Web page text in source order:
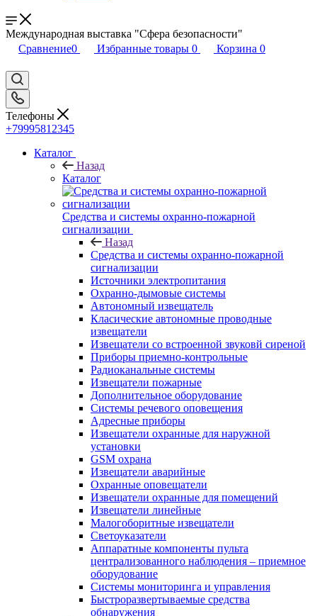
Международная выставка "Сфера безопасности"
Сравнение0 Избранные товары 0 Корзина 0
Телефоны
+79995812345
Каталог
Назад
Каталог
Средства и системы охранно-пожарной
сигнализации
Назад
Средства и системы охранно-пожарной
сигнализации
Источники электропитания
Охранно-дымовые системы
Автономный извещатель
Класические автономные проводные
извещатели
Извещатели со встроенной звуковй сиреной
Приборы приемно-контрольные
Радиоканальные системы
Извещатели пожарные
Дополнительное оборудование
Системы речевого оповещения
Адресные приборы
Извещатели охранные для наружной
установки
GSM охрана
Извещатели аварийные
Охранные оповещатели
Извещатели охранные для помещений
Извещатели линейные
Малогоборитные извещатели
Светоуказатели
Аппаратные компоненты пульта
централизованного наблюдения – приемное
оборудование
Системы мониторинга и управления
Быстроразвертываемые средства
обнаружения